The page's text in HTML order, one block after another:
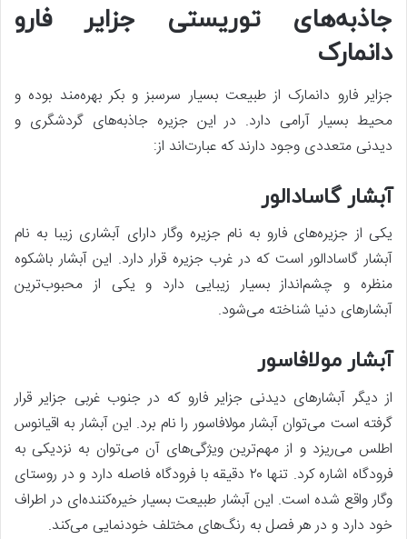
جاذبه‌های توریستی جزایر فارو
دانمارک
جزایر فارو دانمارک از طبیعت بسیار سرسبز و بکر بهره‌مند بوده و
محیط بسیار آرامی دارد. در این جزیره جاذبه‌های گردشگری و
دیدنی متعددی وجود دارند که عبارت‌اند از:
آبشار گاسادالور
یکی از جزیره‌های فارو به نام جزیره وگار دارای آبشاری زیبا به نام
آبشار گاسادالور است که در غرب جزیره قرار دارد. این آبشار باشکوه
منظره و چشم‌انداز بسیار زیبایی دارد و یکی از محبوب‌ترین
آبشارهای دنیا شناخته می‌شود.
آبشار مولافاسور
از دیگر آبشارهای دیدنی جزایر فارو که در جنوب غربی جزایر قرار
گرفته است می‌توان آبشار مولافاسور را نام برد. این آبشار به اقیانوس
اطلس می‌ریزد و از مهم‌ترین ویژگی‌های آن می‌توان به نزدیکی به
فرودگاه اشاره کرد. تنها ۲۰ دقیقه با فرودگاه فاصله دارد و در روستای
وگار واقع شده است. این آبشار طبیعت بسیار خیره‌کننده‌ای در اطراف
خود دارد و در هر فصل به رنگ‌های مختلف خودنمایی می‌کند.